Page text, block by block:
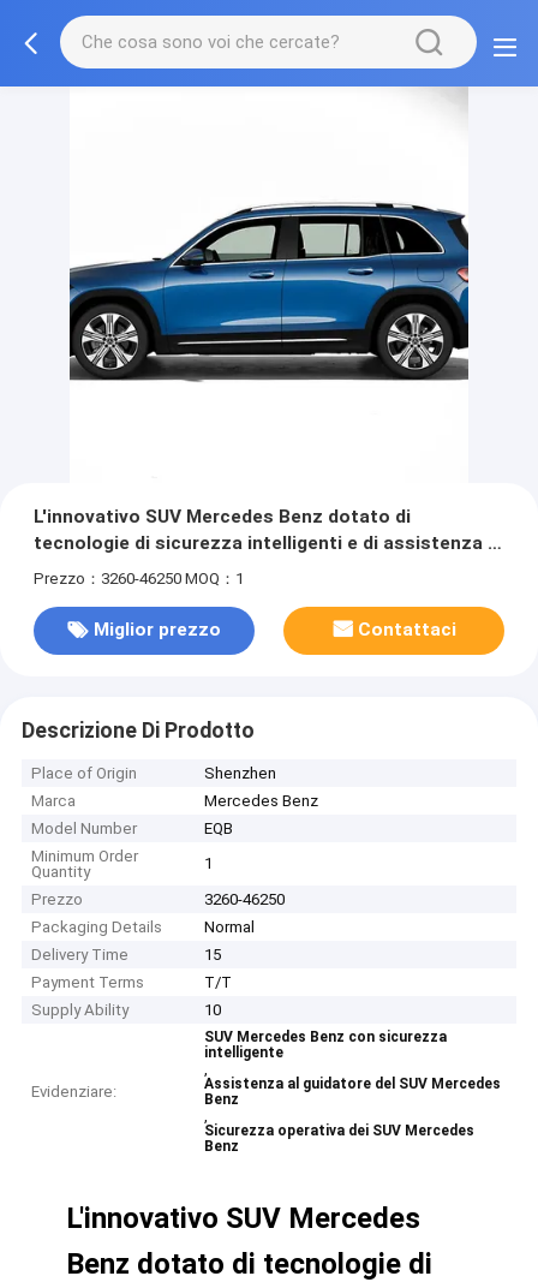
L'innovativo SUV Mercedes Benz dotato di
tecnologie di sicurezza intelligenti e di assistenza al
conducente per una maggiore sicurezza operativa
Prezzo：3260-46250 MOQ：1
Miglior prezzo Contattaci
Descrizione Di Prodotto
Place of Origin
Shenzhen
Marca
Mercedes Benz
Model Number
EQB
Minimum Order
Quantity
1
Prezzo
3260-46250
Packaging Details
Normal
Delivery Time
15
Payment Terms
T/T
Supply Ability
10
Evidenziare:
SUV Mercedes Benz con sicurezza
intelligente
,
Assistenza al guidatore del SUV Mercedes
Benz
,
Sicurezza operativa dei SUV Mercedes
Benz
L'innovativo SUV Mercedes
Benz dotato di tecnologie di